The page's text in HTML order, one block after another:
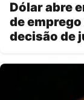
Dólar abre
de
decisão de